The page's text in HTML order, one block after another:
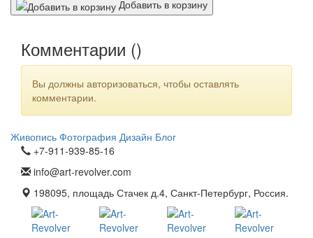
Добавить в корзину
Комментарии ()
Вы должны авторизоваться, чтобы оставлять
комментарии.
Живопись Фотография Дизайн Блог
+7-911-939-85-16
info@art-revolver.com
198095, площадь Стачек д.4, Санкт-Петербург, Россия.